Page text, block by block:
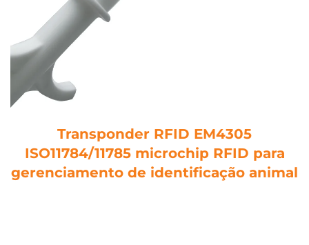
Transponder RFID EM4305
ISO11784/11785 microchip RFID para
gerenciamento de identificação animal